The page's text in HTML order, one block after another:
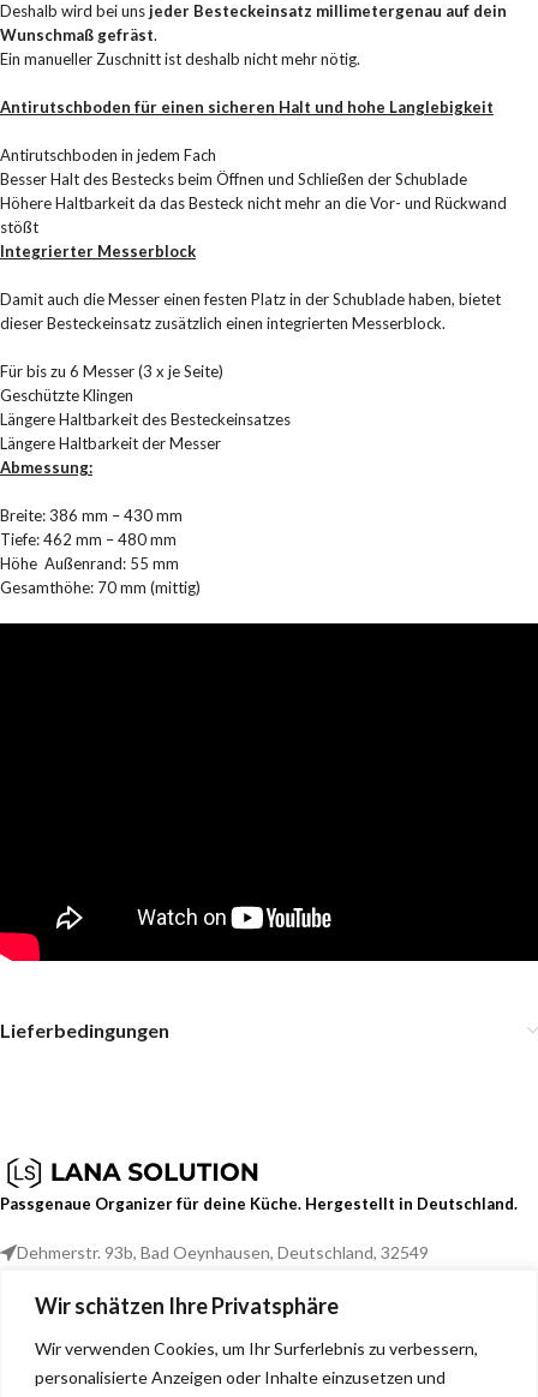
Wir schätzen Ihre Privatsphäre
Wir verwenden Cookies, um Ihr Surferlebnis zu verbessern,
personalisierte Anzeigen oder Inhalte einzusetzen und
Deshalb wird bei unsjeder Besteckeinsatz millimetergenau auf dein
Wunschmaß gefräst.
Ein manueller Zuschnitt ist deshalb nicht mehr nötig.
Antirutschboden für einen sicheren Halt und hohe Langlebigkeit
Antirutschboden in jedem Fach
Besser Halt des Bestecks beim Öffnen und Schließen der Schublade
Höhere Haltbarkeit da das Besteck nicht mehr an die Vor- und Rückwand
stößt
Integrierter Messerblock
Damit auch die Messer einen festen Platz in der Schublade haben, bietet
dieser Besteckeinsatz zusätzlich einen integrierten Messerblock.
Für bis zu 6 Messer (3 x je Seite)
Geschützte Klingen
Längere Haltbarkeit des Besteckeinsatzes
Längere Haltbarkeit der Messer
Abmessung:
Breite: 386 mm – 430 mm
Tiefe: 462 mm – 480 mm
Höhe Außenrand: 55 mm
Gesamthöhe: 70 mm (mittig)
Lieferbedingungen
Passgenaue Organizer für deine Küche. Hergestellt in Deutschland.
Dehmerstr. 93b, Bad Oeynhausen, Deutschland, 32549
info@lana-solution.de
NEUESTE BEITRÄGE